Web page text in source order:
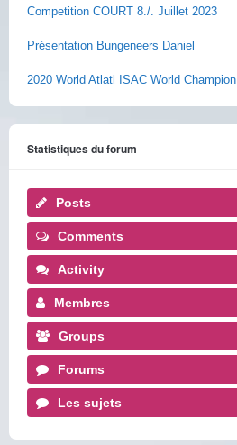
Competition COURT 8./. Juillet 2023
Présentation Bungeneers Daniel
2020 World Atlatl ISAC World
Statistiques du forum
Posts
Comments
Activity
Membres
Groups
Forums
Les sujets